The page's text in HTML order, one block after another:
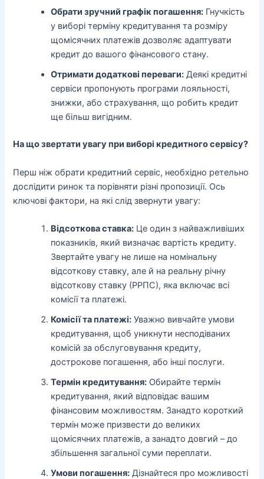
Обрати зручний графік погашення: Гнучкість
у виборі терміну кредитування та розміру
щомісячних платежів дозволяє адаптувати
кредит до вашого фінансового стану.
Отримати додаткові переваги: Деякі кредитні
сервіси пропонують програми лояльності,
знижки, або страхування, що робить кредит
ще більш вигідним.
На що звертати увагу при виборі кредитного сервісу?
Перш ніж обрати кредитний сервіс, необхідно ретельно
дослідити ринок та порівняти різні пропозиції. Ось
ключові фактори, на які слід звернути увагу:
Відсоткова ставка: Це один з найважливіших
показників, який визначає вартість кредиту.
Звертайте увагу не лише на номінальну
відсоткову ставку, але й на реальну річну
відсоткову ставку (РРПС), яка включає всі
комісії та платежі.
Комісії та платежі: Уважно вивчайте умови
кредитування, щоб уникнути несподіваних
комісій за обслуговування кредиту,
дострокове погашення, або інші послуги.
Термін кредитування: Обирайте термін
кредитування, який відповідає вашим
фінансовим можливостям. Занадто короткий
термін може призвести до великих
щомісячних платежів, а занадто довгий – до
збільшення загальної суми переплати.
Умови погашення: Дізнайтеся про можливості